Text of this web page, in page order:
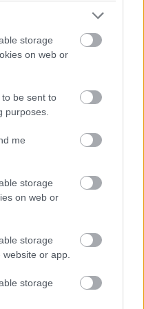
storage
on web or
be sent to
purposes.
me
storage
on web or
storage
or app.
storage
technológiát
az RGB LED-eket
korábbi Triluminos
változata, és akár az
is versenyezhet. Az LCD
Mini-LED-ről vagy más
kvantumpontok
és zöld színeket. Ez a
járhat a
terén.
ami nagyobb
A Mini-LED